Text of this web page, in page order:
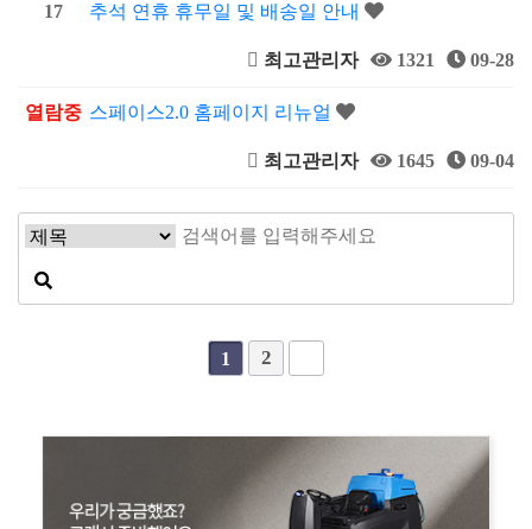
17 추석 연휴 휴무일 및 배송일 안내
최고관리자 1321 09-28
열람중 스페이스2.0 홈페이지 리뉴얼
최고관리자 1645 09-04
1 2